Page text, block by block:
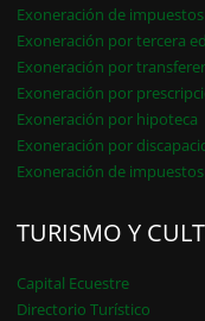
Exoneración de
Exoneración por tercera
Exoneración por
Exoneración por
Exoneración por hipoteca
Exoneración por
Exoneración de
TURISMO Y
Capital Ecuestre
Directorio Turístico